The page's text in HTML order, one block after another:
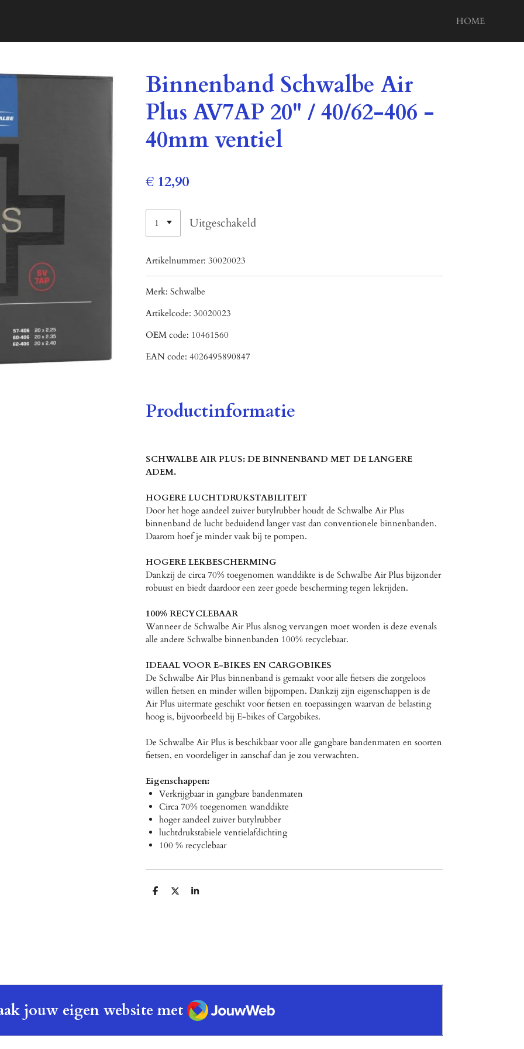
HOME
Binnenband Schwalbe Air
Plus AV7AP 20" / 40/62-406 -
40mm ventiel
€ 12,90
Uitgeschakeld
Artikelnummer: 30020023
Merk: Schwalbe
Artikelcode: 30020023
OEM code: 10461560
EAN code: 4026495890847
Productinformatie
SCHWALBE AIR PLUS: DE BINNENBAND MET DE LANGERE
ADEM.
HOGERE LUCHTDRUKSTABILITEIT
Door het hoge aandeel zuiver butylrubber houdt de Schwalbe Air Plus
binnenband de lucht beduidend langer vast dan conventionele binnenbanden.
Daarom hoef je minder vaak bij te pompen.
HOGERE LEKBESCHERMING
Dankzij de circa 70% toegenomen wanddikte is de Schwalbe Air Plus bijzonder
robuust en biedt daardoor een zeer goede bescherming tegen lekrijden.
100% RECYCLEBAAR
Wanneer de Schwalbe Air Plus alsnog vervangen moet worden is deze evenals
alle andere Schwalbe binnenbanden 100% recyclebaar.
IDEAAL VOOR E-BIKES EN CARGOBIKES
De Schwalbe Air Plus binnenband is gemaakt voor alle fietsers die zorgeloos
willen fietsen en minder willen bijpompen. Dankzij zijn eigenschappen is de
Air Plus uitermate geschikt voor fietsen en toepassingen waarvan de belasting
hoog is, bijvoorbeeld bij E-bikes of Cargobikes.
De Schwalbe Air Plus is beschikbaar voor alle gangbare bandenmaten en soorten
fietsen, en voordeliger in aanschaf dan je zou verwachten.
Eigenschappen:
Verkrijgbaar in gangbare bandenmaten
Circa 70% toegenomen wanddikte
hoger aandeel zuiver butylrubber
luchtdrukstabiele ventielafdichting
100 % recyclebaar
D
D
S
jouw eigen website met JouwWeb